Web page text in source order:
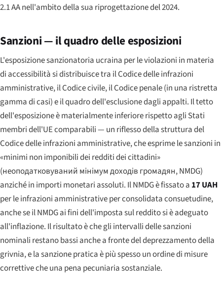
2.1 AA nell'ambito della sua riprogettazione del 2024.
Sanzioni — il quadro delle esposizioni
L'esposizione sanzionatoria ucraina per le violazioni in materia
di accessibilità si distribuisce tra il Codice delle infrazioni
amministrative, il Codice civile, il Codice penale (in una ristretta
gamma di casi) e il quadro dell'esclusione dagli appalti. Il tetto
dell'esposizione è materialmente inferiore rispetto agli Stati
membri dell'UE comparabili — un riflesso della struttura del
Codice delle infrazioni amministrative, che esprime le sanzioni in
«minimi non imponibili dei redditi dei cittadini»
(неоподатковуваний мінімум доходів громадян, NMDG)
anziché in importi monetari assoluti. Il NMDG è fissato a 17 UAH
per le infrazioni amministrative per consolidata consuetudine,
anche se il NMDG ai fini dell'imposta sul reddito si è adeguato
all'inflazione. Il risultato è che gli intervalli delle sanzioni
nominali restano bassi anche a fronte del deprezzamento della
grivnia, e la sanzione pratica è più spesso un ordine di misure
correttive che una pena pecuniaria sostanziale.